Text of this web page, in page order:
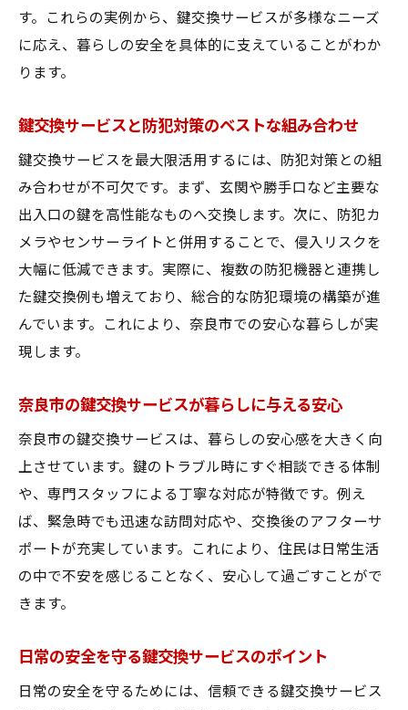
す。これらの実例から、鍵交換サービスが多様なニーズ
に応え、暮らしの安全を具体的に支えていることがわか
ります。
鍵交換サービスと防犯対策のベストな組み合わせ
鍵交換サービスを最大限活用するには、防犯対策との組
み合わせが不可欠です。まず、玄関や勝手口など主要な
出入口の鍵を高性能なものへ交換します。次に、防犯カ
メラやセンサーライトと併用することで、侵入リスクを
大幅に低減できます。実際に、複数の防犯機器と連携し
た鍵交換例も増えており、総合的な防犯環境の構築が進
んでいます。これにより、奈良市での安心な暮らしが実
現します。
奈良市の鍵交換サービスが暮らしに与える安心
奈良市の鍵交換サービスは、暮らしの安心感を大きく向
上させています。鍵のトラブル時にすぐ相談できる体制
や、専門スタッフによる丁寧な対応が特徴です。例え
ば、緊急時でも迅速な訪問対応や、交換後のアフターサ
ポートが充実しています。これにより、住民は日常生活
の中で不安を感じることなく、安心して過ごすことがで
きます。
日常の安全を守る鍵交換サービスのポイント
日常の安全を守るためには、信頼できる鍵交換サービス